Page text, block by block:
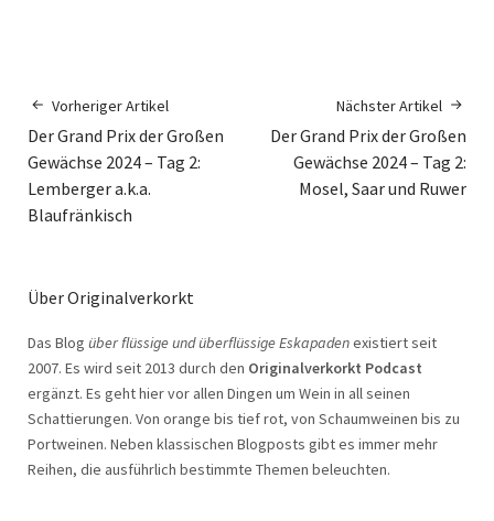
Vorheriger Artikel
Der Grand Prix der Großen
Gewächse 2024 – Tag 2:
Lemberger a.k.a.
Blaufränkisch
Nächster Artikel
Der Grand Prix der Großen
Gewächse 2024 – Tag 2:
Mosel, Saar und Ruwer
Über Originalverkorkt
Das Blog über flüssige und überflüssige Eskapadenexistiert seit
2007. Es wird seit 2013 durch den Originalverkorkt Podcast
ergänzt. Es geht hier vor allen Dingen um Wein in all seinen
Schattierungen. Von orange bis tief rot, von Schaumweinen bis zu
Portweinen. Neben klassischen Blogposts gibt es immer mehr
Reihen, die ausführlich bestimmte Themen beleuchten.